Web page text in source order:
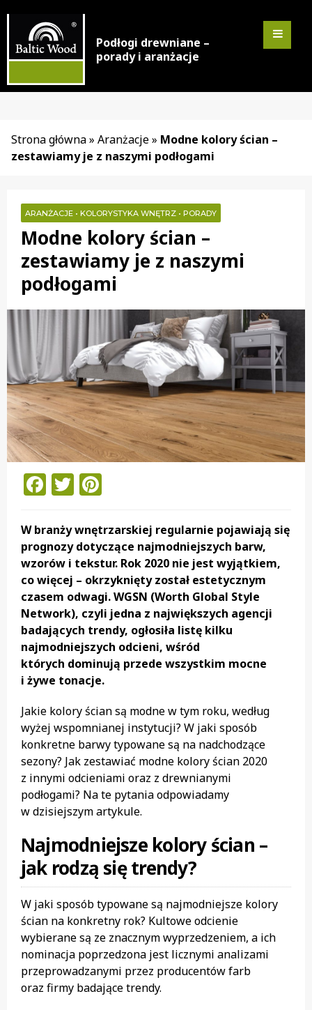
Podłogi drewniane –
porady i aranżacje
Strona główna» Aranżacje» Modne kolory ścian –
zestawiamy je z naszymi podłogami
ARANŻACJE • KOLORYSTYKA WNĘTRZ • PORADY
Modne kolory ścian –
zestawiamy je z naszymi
podłogami
Facebook
Twitter
W branży wnętrzarskiej regularnie pojawiają się
prognozy dotyczące najmodniejszych barw,
wzorów i tekstur. Rok 2020 nie jest wyjątkiem,
co więcej – okrzyknięty został estetycznym
czasem odwagi. WGSN (Worth Global Style
Network), czyli jedna z największych agencji
badających trendy, ogłosiła listę kilku
najmodniejszych odcieni, wśród
których dominują przede wszystkim mocne
i żywe tonacje.
Jakie kolory ścian są modne w tym roku, według
wyżej wspomnianej instytucji? W jaki sposób
konkretne barwy typowane są na nadchodzące
sezony? Jak zestawiać modne kolory ścian 2020
z innymi odcieniami oraz z drewnianymi
podłogami? Na te pytania odpowiadamy
w dzisiejszym artykule.
Najmodniejsze kolory ścian –
jak rodzą się trendy?
W jaki sposób typowane są najmodniejsze kolory
ścian na konkretny rok? Kultowe odcienie
wybierane są ze znacznym wyprzedzeniem, a ich
nominacja poprzedzona jest licznymi analizami
przeprowadzanymi przez producentów farb
oraz firmy badające trendy.